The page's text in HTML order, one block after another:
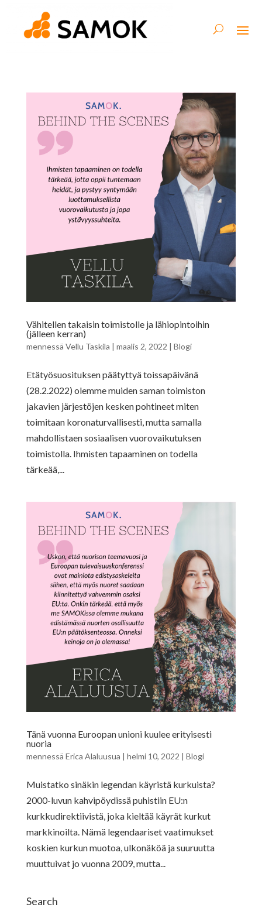
Vähitellen takaisin toimistolle ja lähiopintoihin
(jälleen kerran)
mennessä Vellu Taskila | maalis 2, 2022 | Blogi
Etätyösuosituksen päätyttyä toissapäivänä
(28.2.2022) olemme muiden saman toimiston
jakavien järjestöjen kesken pohtineet miten
toimitaan koronaturvallisesti, mutta samalla
mahdollistaen sosiaalisen vuorovaikutuksen
toimistolla. Ihmisten tapaaminen on todella
tärkeää,...
Tänä vuonna Euroopan unioni kuulee erityisesti
nuoria
mennessä Erica Alaluusua | helmi 10, 2022 | Blogi
Muistatko sinäkin legendan käyristä kurkuista?
2000-luvun kahvipöydissä puhistiin EU:n
kurkkudirektiivistä, joka kieltää käyrät kurkut
markkinoilta. Nämä legendaariset vaatimukset
koskien kurkun muotoa, ulkonäköä ja suuruutta
muuttuivat jo vuonna 2009, mutta...
Search